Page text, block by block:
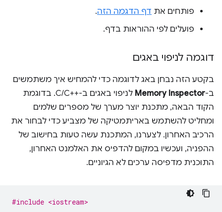
פותחים את דף הדגמה הזה.
פועלים לפי ההוראות בדף.
דוגמה לניפוי באגים
בקטע הזה נבחן באג לדוגמה כדי להמחיש איך משתמשים
ב-Memory Inspector
לניפוי באגים ב-C/C++‎. בדוגמת
הקוד הבאה, מתכנת יוצר מערך של מספרים שלמים
ומחליט להשתמש באריתמטיקה של מצביע כדי לבחור את
הרכיב האחרון. לצערנו, המתכנת עשה טעות בחישוב של
ההפניה, ועכשיו במקום להדפיס את האלמנט האחרון,
התוכנית מדפיסה ערכים לא הגיוניים.
#include <iostream>